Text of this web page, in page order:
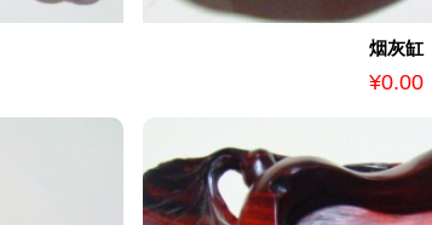
烟灰缸
¥0.00